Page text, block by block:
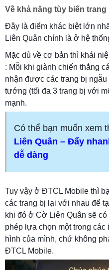
Về khả năng tùy biến trang
Đây là điểm khác biệt lớn
Liên Quân chính là ở hệ
Mặc dù về cơ bản thì khái
: Mỗi khi giành chiến thắng
nhận được các trang bị
tướng (tối đa 3 trang bị với
mạnh.
Có thể bạn muốn xem
Liên Quân – Đẩy
dễ dàng
Tuy vậy ở ĐTCL Mobile thì
các trang bị lại với nhau để
khi đó ở Cờ Liên Quân sẽ có
phép lựa chọn một trong
hình của mình, chứ không
ĐTCL Mobile.